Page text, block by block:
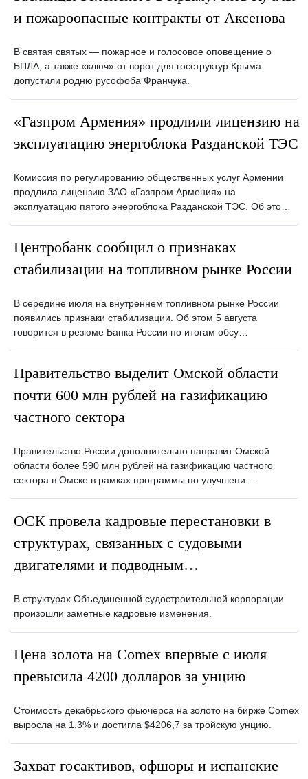
и пожароопасные контракты от Аксенова
В святая святых — пожарное и голосовое оповещение о
БПЛА, а также «ключ» от ворот для госструктур Крыма
допустили родню русофоба Франчука.
«Газпром Армения» продлили лицензию на
эксплуатацию энергоблока Разданской ТЭС
Комиссия по регулированию общественных услуг Армении
продлила лицензию ЗАО «Газпром Армения» на
эксплуатацию пятого энергоблока Разданской ТЭС. Об это…
Центробанк сообщил о признаках
стабилизации на топливном рынке России
В середине июля на внутреннем топливном рынке России
появились признаки стабилизации. Об этом 5 августа
говорится в резюме Банка России по итогам обсу…
Правительство выделит Омской области
почти 600 млн рублей на газификацию
частного сектора
Правительство России дополнительно направит Омской
области более 590 млн рублей на газификацию частного
сектора в Омске в рамках программы по улучшени…
ОСК провела кадровые перестановки в
структурах, связанных с судовыми
двигателями и подводным
В структурах Объединенной судостроительной корпорации
произошли заметные кадровые изменения.
Цена золота на Comex впервые с июля
превысила 4200 долларов за унцию
Стоимость декабрьского фьючерса на золото на бирже Comex
выросла на 1,3% и достигла $4206,7 за тройскую унцию.
Захват госактивов, офшоры и испанские